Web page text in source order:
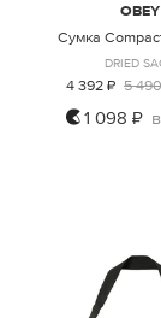
ONE
OBEY
Сумка
DRIED
4 392 ₽ 5
1 098 ₽